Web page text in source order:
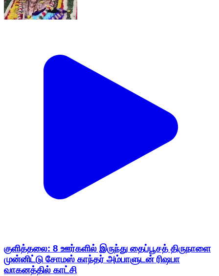
குளித்தலை: 8 ஊர்களில் இருந்து தைப்பூசத் திருநாளை
முன்னிட்டு சோமஸ் காந்தர் அம்பாளுடன் ரிஷபா
வாகனத்தில் காட்சி